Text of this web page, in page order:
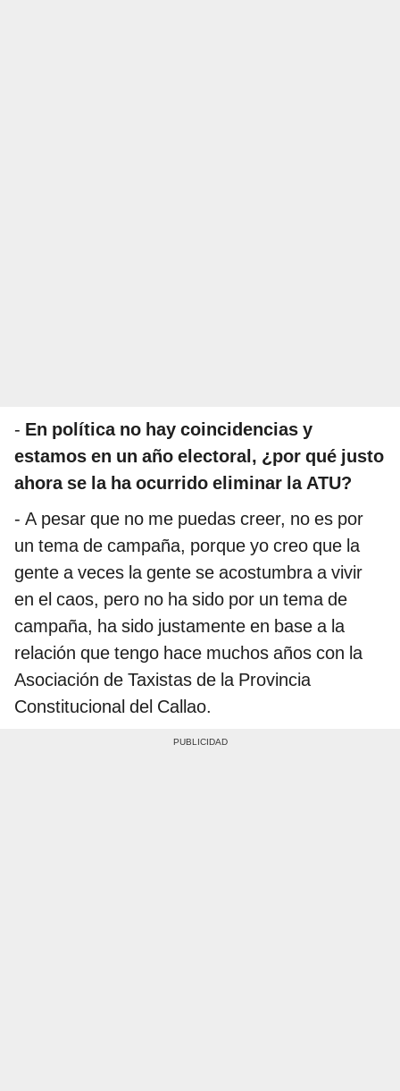
- En política no hay coincidencias y
estamos en un año electoral, ¿por qué justo
ahora se la ha ocurrido eliminar la ATU?
- A pesar que no me puedas creer, no es por
un tema de campaña, porque yo creo que la
gente a veces la gente se acostumbra a vivir
en el caos, pero no ha sido por un tema de
campaña, ha sido justamente en base a la
relación que tengo hace muchos años con la
Asociación de Taxistas de la Provincia
Constitucional del Callao.